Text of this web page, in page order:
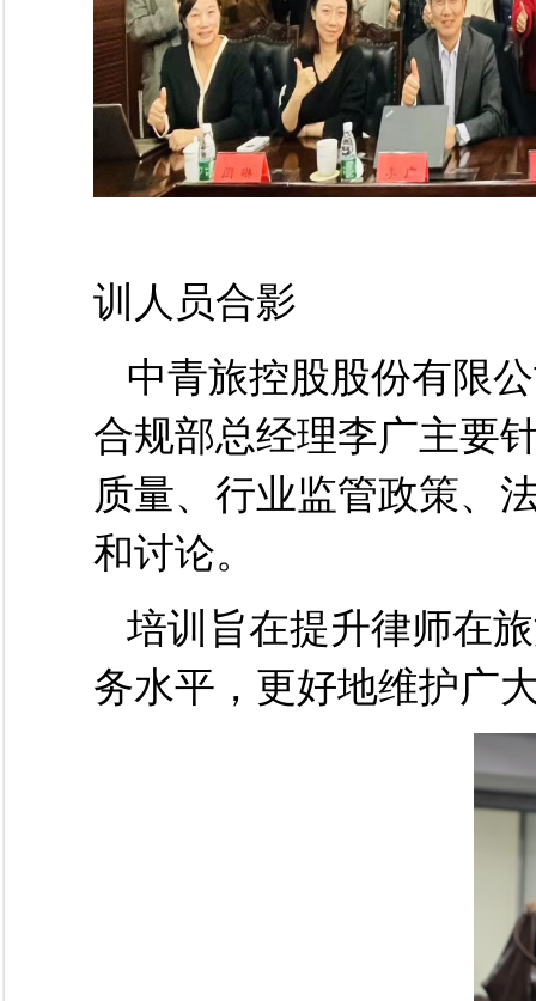
训人员合影
中青旅控股股份有限
合规部总经理李广主要
质量、行业监管政策、
和讨论。
培训旨在提升律师在
务水平，更好地维护广